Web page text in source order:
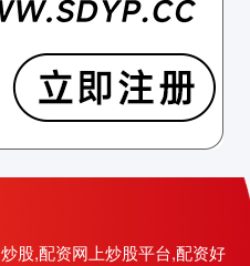
股,配资网上炒股平台,配资好